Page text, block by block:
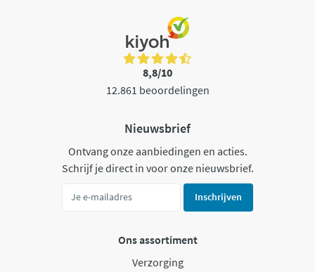
8,8/10
12.861 beoordelingen
Nieuwsbrief
Ontvang onze aanbiedingen en acties.
Schrijf je direct in voor onze nieuwsbrief.
Inschrijven
Ons assortiment
Verzorging